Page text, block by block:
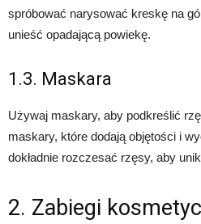
spróbować narysować kreskę na
unieść opadającą powiekę.
1.3. Maskara
Używaj maskary, aby podkreślić
maskary, które dodają objętości i
dokładnie rozczesać rzęsy, aby
2. Zabiegi